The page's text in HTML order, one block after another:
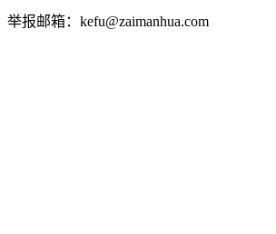
举报邮箱：kefu@zaimanhua.com